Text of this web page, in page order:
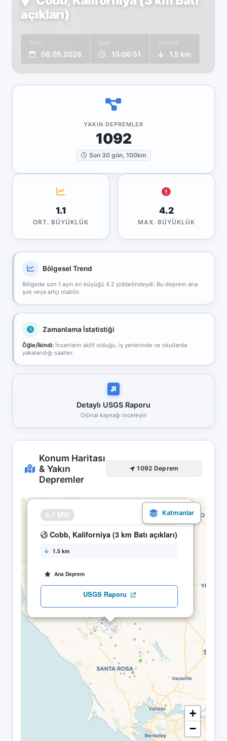
açıkları)
Tarih
08.05.2026
Saat
15:06:51
Derinlik
1.5 km
YAKIN DEPREMLER
1092
Son 30 gün, 100km
1.1
ORT. BÜYÜKLÜK
4.2
MAX. BÜYÜKLÜK
Bölgesel Trend
Bölgede son 1 ayın en büyüğü 4.2 şiddetindeydi. Bu deprem ana
şok veya artçı olabilir.
Zamanlama İstatistiği
Öğle/İkindi: İnsanların aktif olduğu, iş yerlerinde ve okullarda
yakalandığı saatler.
Detaylı USGS Raporu
Orjinal kaynağı inceleyin
Konum Haritası
& Yakın
Depremler
1092 Deprem
0.7 MW 08.05 15:06
Cobb, Kaliforniya (3 km Batı açıkları)
1.5 km
Ana Deprem
USGS Raporu
×
+
−